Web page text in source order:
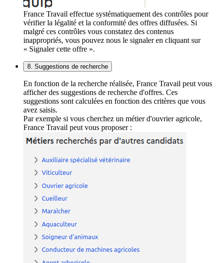
France Travail effectue systématiquement des contrôles pour
vérifier la légalité et la conformité des offres diffusées. Si
malgré ces contrôles vous constatez des contenus
inappropriés, vous pouvez nous le signaler en cliquant sur
« Signaler cette offre ».
8. Suggestions de recherche
En fonction de la recherche réalisée, France Travail peut vous
afficher des suggestions de recherche d'offres. Ces
suggestions sont calculées en fonction des critères que vous
avez saisis.
Par exemple si vous cherchez un métier d'ouvrier agricole,
France Travail peut vous proposer :